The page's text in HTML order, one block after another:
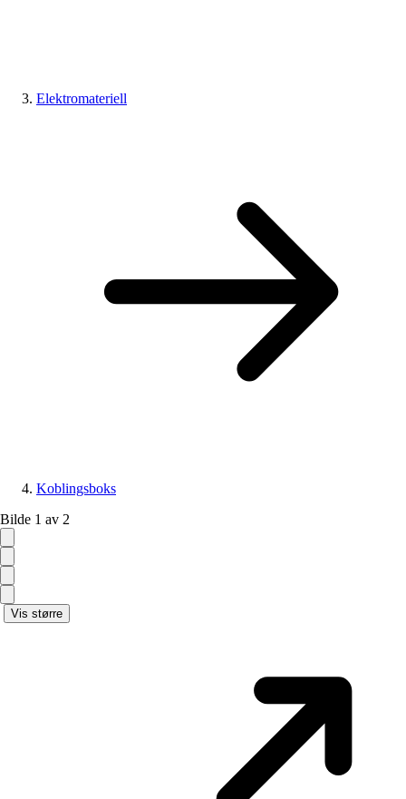
Elektromateriell
Koblingsboks
Bilde 1 av 2
Vis større